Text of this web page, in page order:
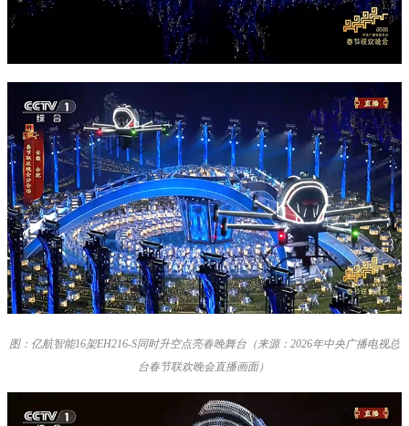
图：亿航智能16架EH216-S同时升空点亮春晚舞台（来源：2026年中央广播电视总
台春节联欢晚会直播画面）